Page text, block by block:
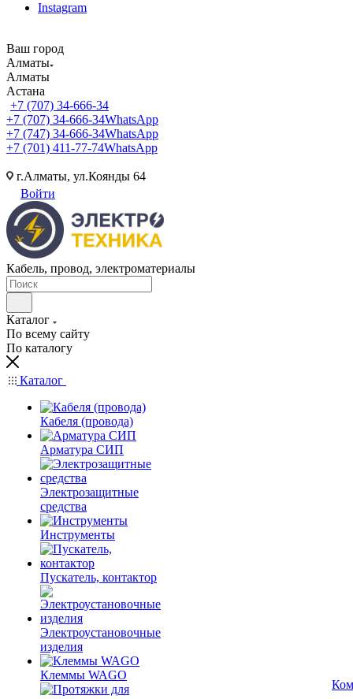
Instagram
Ваш город
Алматы
Алматы
Астана
+7 (707) 34-666-34
+7 (707) 34-666-34WhatsApp
+7 (747) 34-666-34WhatsApp
+7 (701) 411-77-74WhatsApp
г.Алматы, ул.Коянды 64
Войти
Кабель, провод, электроматериалы
Каталог
По всему сайту
По каталогу
Каталог
Кабеля (провода)
Арматура СИП
Электрозащитные
средства
Инструменты
Пускатель, контактор
Электроустановочные
изделия
Клеммы WAGO